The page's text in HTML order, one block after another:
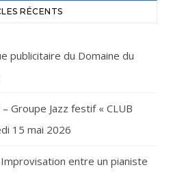
RÉCENTS
publicitaire du Domaine du
Groupe Jazz festif « CLUB
15 mai 2026
entre un pianiste